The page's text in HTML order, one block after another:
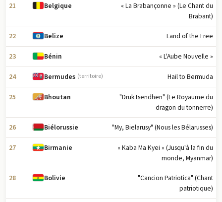
21 Belgique
« La Brabançonne » (Le Chant du
Brabant)
22 Belize Land of the Free
23 Bénin « L'Aube Nouvelle »
24 Bermudes (territoire) Hail to Bermuda
25 Bhoutan
"Druk tsendhen" (Le Royaume du
dragon du tonnerre)
26 Biélorussie "My, Bielarusy" (Nous les Bélarusses)
27 Birmanie
« Kaba Ma Kyei » (Jusqu'à la fin du
monde, Myanmar)
28 Bolivie
"Cancion Patriotica" (Chant
patriotique)